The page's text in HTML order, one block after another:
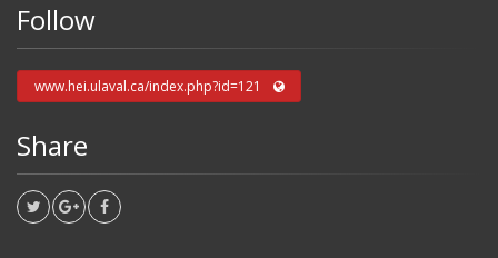
Follow
www.hei.ulaval.ca/index.php?id=121
Share